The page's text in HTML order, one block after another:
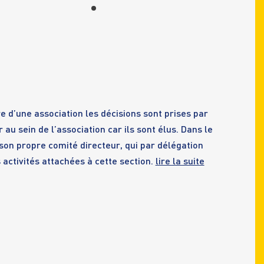
d’une association les décisions sont prises par
sein de l’association car ils sont élus. Dans le
propre comité directeur, qui par délégation
attachées à cette section. lire la suite